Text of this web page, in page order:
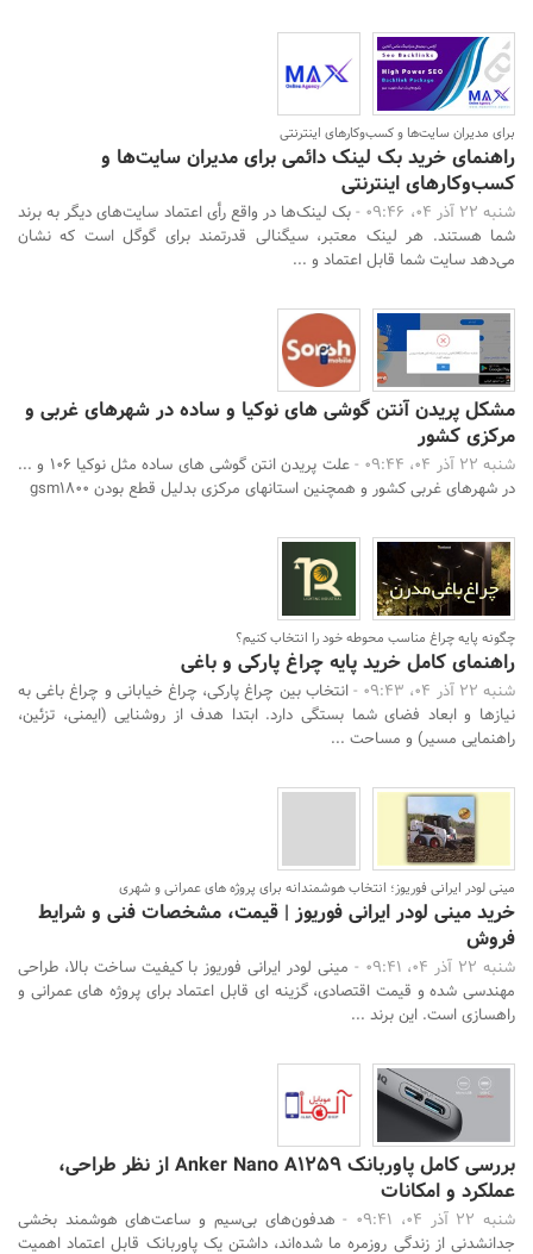
برای مدیران سایت‌ها و کسب‌وکارهای اینترنتی
راهنمای خرید بک لینک دائمی برای مدیران سایت‌ها و
کسب‌وکارهای اینترنتی
شنبه 22 آذر 04، 09:46 -
بک لینک‌ها در واقع رأی اعتماد سایت‌های دیگر به برند
شما هستند. هر لینک معتبر، سیگنالی قدرتمند برای گوگل است که نشان
می‌دهد سایت شما قابل اعتماد و ...
مشکل پریدن آنتن گوشی های نوکیا و ساده در شهرهای غربی و
مرکزی کشور
شنبه 22 آذر 04، 09:44 -
علت پریدن انتن گوشی های ساده مثل نوکیا 106 و ...
در شهرهای غربی کشور و همچنین استانهای مرکزی بدلیل قطع بودن gsm1800
چگونه پایه چراغ مناسب محوطه خود را انتخاب کنیم؟
راهنمای کامل خرید پایه چراغ پارکی و باغی
شنبه 22 آذر 04، 09:43 -
انتخاب بین چراغ پارکی، چراغ خیابانی و چراغ باغی به
نیازها و ابعاد فضای شما بستگی دارد. ابتدا هدف از روشنایی (ایمنی، تزئین،
راهنمایی مسیر) و مساحت ...
مینی لودر ایرانی فوریوز؛ انتخاب هوشمندانه برای پروژه های عمرانی و شهری
خرید مینی لودر ایرانی فوریوز | قیمت، مشخصات فنی و شرایط
فروش
شنبه 22 آذر 04، 09:41 -
مینی لودر ایرانی فوریوز با کیفیت ساخت بالا، طراحی
مهندسی شده و قیمت اقتصادی، گزینه‌ ای قابل اعتماد برای پروژه‌ های عمرانی و
راهسازی است. این برند ...
بررسی کامل پاوربانک Anker Nano A1259 از نظر طراحی،
عملکرد و امکانات
شنبه 22 آذر 04، 09:41 -
هدفون‌های بی‌سیم و ساعت‌های هوشمند بخشی
جدانشدنی از زندگی روزمره ما شده‌اند، داشتن یک پاوربانک قابل اعتماد اهمیت